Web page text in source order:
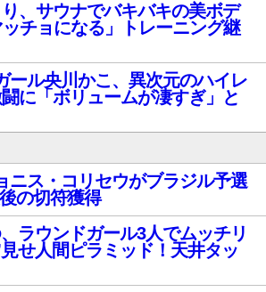
、サウナでバキバキの美ボデ
チョになる」トレーニング継
ール央川かこ、異次元のハイレ
に「ボリュームが凄すぎ」と
ニス・コリセウがブラジル予選
の切符獲得
ラウンドガール3人でムッチリ
せ人間ピラミッド！天井タッ